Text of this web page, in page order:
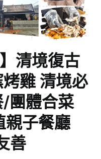
清境復古
雞 清境必
團體合菜
親子餐廳
善